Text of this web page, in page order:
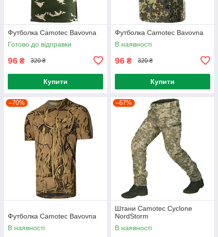
Футболка Camotec Bavovna
Готово до відправки
96 ₴ 320 ₴
Купити
Футболка Camotec Bavovna
В наявності
96 ₴ 320 ₴
Купити
–70%
Футболка Camotec Bavovna
В наявності
–67%
Штани Camotec Cyclone
NordStorm
В наявності